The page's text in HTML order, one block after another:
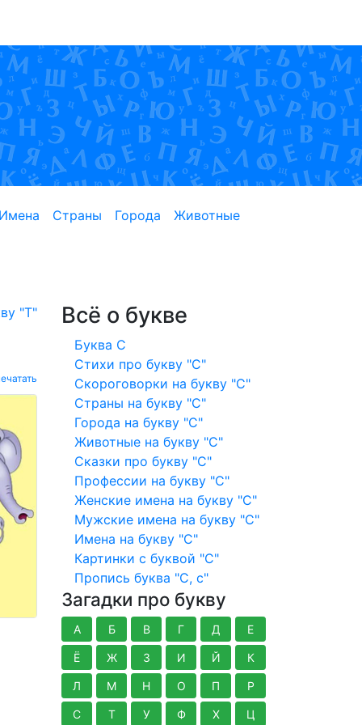
Имена Страны Города
Животные
"Т" Всё о букве
Буква С
Стихи про букву "С"
Скороговорки на букву "С"
Страны на букву "С"
Города на букву "С"
Животные на букву "С"
Сказки про букву "С"
Профессии на букву "С"
Женские имена на букву "С"
Мужские имена на букву "С"
Имена на букву "С"
Картинки с буквой "С"
Пропись буква "С, с"
Загадки про букву
А Б В Г Д Е
Ё Ж З И Й К
Л М Н О П Р
С Т У Ф Х Ц